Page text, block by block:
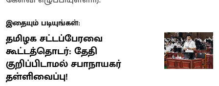
இதையும் படியுங்கள்:
தமிழக சட்டப்பேரவை
கூட்டத்தொடர்: தேதி
குறிப்பிடாமல் சபாநாயகர்
தள்ளிவைப்பு!